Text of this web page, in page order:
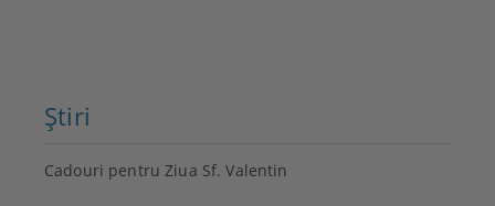
Ştiri
Cadouri pentru Ziua Sf. Valentin